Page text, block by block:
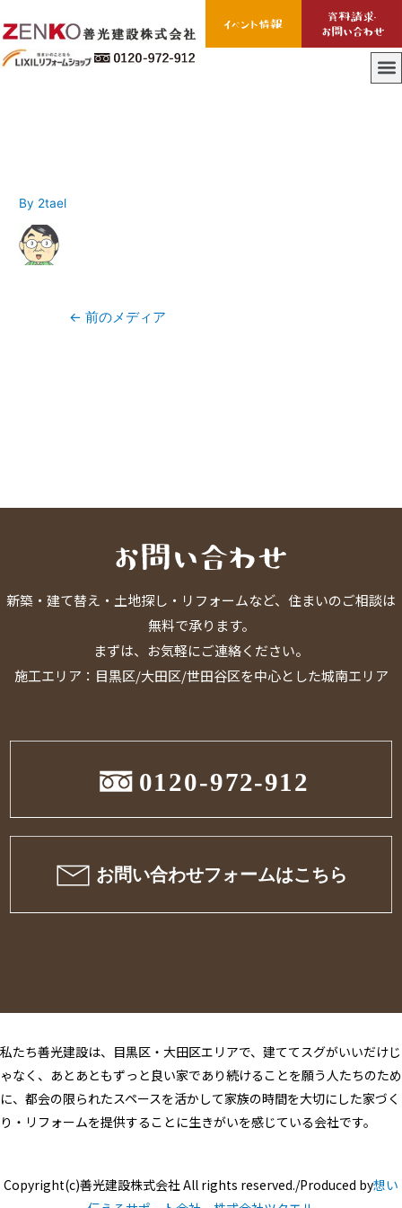
By 2tael
← 前のメディア
新築・建て替え・土地探し・リフォームなど、住まいのご相談は
無料で承ります。
まずは、お気軽にご連絡ください。
施工エリア：目黒区/大田区/世田谷区を中心とした城南エリア
私たち善光建設は、目黒区・大田区エリアで、建ててスグがいいだけじ
ゃなく、あとあともずっと良い家であり続けることを願う人たちのため
に、都会の限られたスペースを活かして家族の時間を大切にした家づく
り・リフォームを提供することに生きがいを感じている会社です。
Copyright(c)善光建設株式会社 All rights reserved./Produced by想い